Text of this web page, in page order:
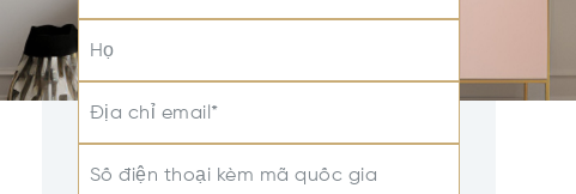
Họ
Địa chỉ email*
Số điện thoại kèm mã quốc gia